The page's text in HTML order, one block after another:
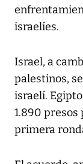
israelíes.
Israel, a
palestinos,
israelí.
1.890 presos
primera